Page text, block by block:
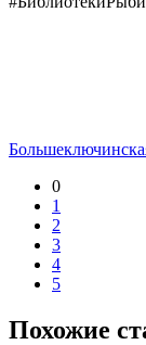
0
1
2
3
4
5
Похожие